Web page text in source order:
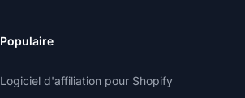
Populaire
Logiciel d'affiliation pour Shopify